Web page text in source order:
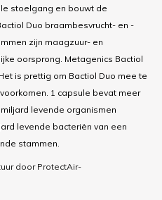
stoelgang en bouwt de
Duo braambesvrucht- en -
zijn maagzuur- en
oorsprong. Metagenics Bactiol
is prettig om Bactiol Duo mee te
1 capsule bevat meer
levende organismen
levende bacteriën van een
stammen.
door ProtectAir-